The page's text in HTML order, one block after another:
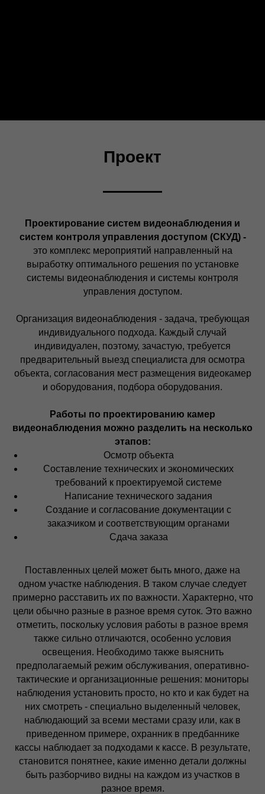
Проект
Проектирование систем видеонаблюдения и
систем контроля управления доступом (СКУД) -
это комплекс мероприятий направленный на
выработку оптимального решения по установке
системы видеонаблюдения и системы контроля
управления доступом.
Организация видеонаблюдения - задача, требующая
индивидуального подхода. Каждый случай
индивидуален, поэтому, зачастую, требуется
предварительный выезд специалиста для осмотра
объекта, согласования мест размещения видеокамер
и оборудования, подбора оборудования.
Работы по проектированию камер
видеонаблюдения можно разделить на несколько
этапов:
Осмотр объекта
Составление технических и экономических
требований к проектируемой системе
Написание технического задания
Создание и согласование документации с
заказчиком и соответствующим органами
Сдача заказа
Поставленных целей может быть много, даже на
одном участке наблюдения. В таком случае следует
примерно расставить их по важности. Характерно, что
цели обычно разные в разное время суток. Это важно
отметить, поскольку условия работы в разное время
также сильно отличаются, особенно условия
освещения. Необходимо также выяснить
предполагаемый режим обслуживания, оперативно-
тактические и организационные решения: мониторы
наблюдения установить просто, но кто и как будет на
них смотреть - специально выделенный человек,
наблюдающий за всеми местами сразу или, как в
приведенном примере, охранник в предбаннике
кассы наблюдает за подходами к кассе. В результате,
становится понятнее, какие именно детали должны
быть разборчиво видны на каждом из участков в
разное время.